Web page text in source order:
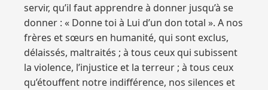
servir, qu’il faut apprendre à donner jusqu’à se
donner : « Donne toi à Lui d’un don total ». A nos
frères et sœurs en humanité, qui sont exclus,
délaissés, maltraités ; à tous ceux qui subissent
la violence, l’injustice et la terreur ; à tous ceux
qu’étouffent notre indifférence, nos silences et